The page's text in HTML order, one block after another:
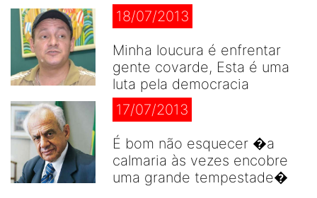
18/07/2013
Minha loucura é enfrentar
gente covarde, Esta é uma
luta pela democracia
17/07/2013
É bom não esquecer �a
calmaria às vezes encobre
uma grande tempestade�